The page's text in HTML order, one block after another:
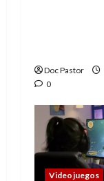
Doc Pastor
0
Videojuegos